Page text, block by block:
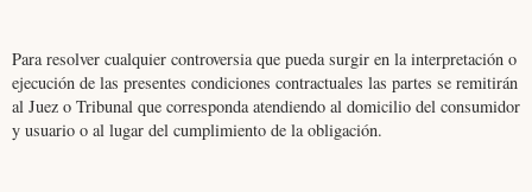
Para resolver cualquier controversia que pueda surgir en la interpretación o
ejecución de las presentes condiciones contractuales las partes se remitirán
al Juez o Tribunal que corresponda atendiendo al domicilio del consumidor
y usuario o al lugar del cumplimiento de la obligación.